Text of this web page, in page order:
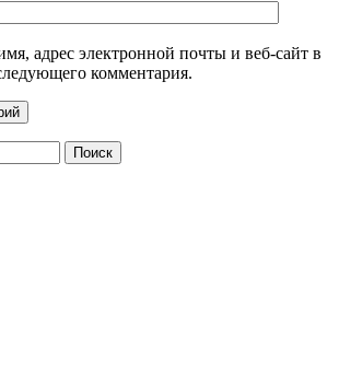
адрес электронной почты и веб-сайт в
комментария.